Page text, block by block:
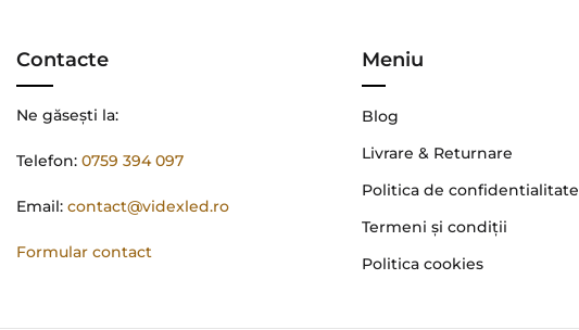
Contacte
Ne găsești la:
Telefon: 0759 394 097
Email: contact@videxled.ro
Formular contact
Meniu
Blog
Livrare & Returnare
Politica de confidentialitate
Termeni şi condiţii
Politica cookies